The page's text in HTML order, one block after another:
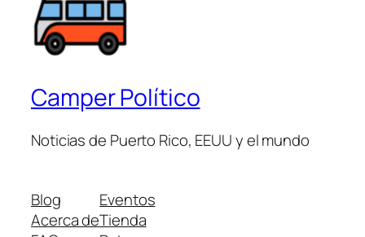
Camper Político
Noticias de Puerto Rico, EEUU y el mundo
Blog
Acerca de
Eventos
Tienda